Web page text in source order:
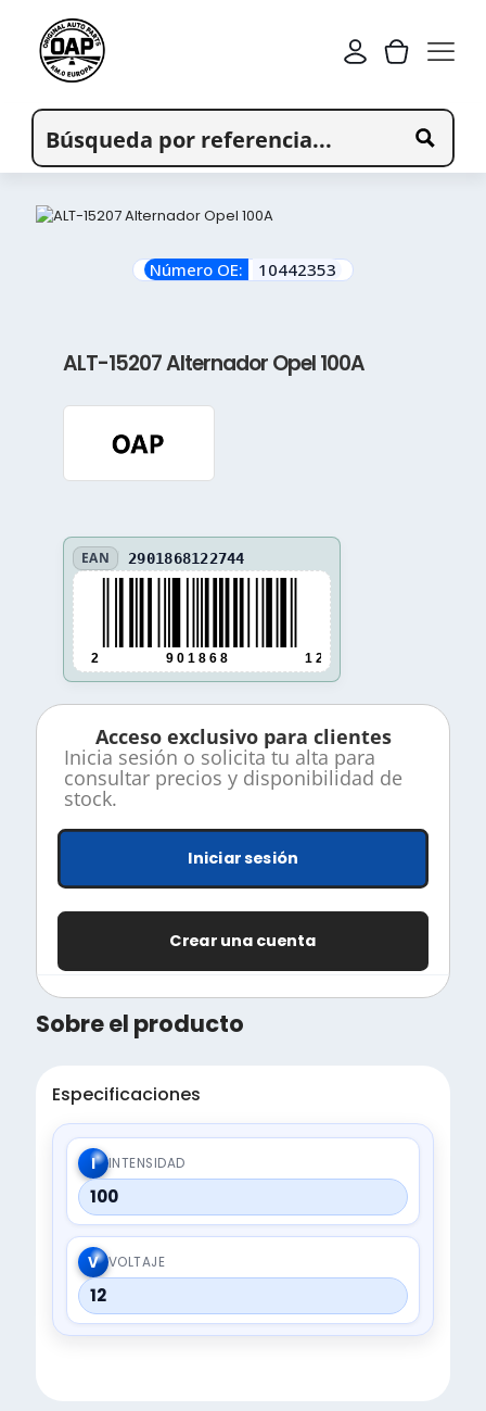
Número OE: 10442353
ALT-15207 Alternador Opel 100A
EAN 2901868122744
2 9 0 1 8 6 8 1 2 2 7 4 4
Acceso exclusivo para clientes
Inicia sesión o solicita tu alta para
consultar precios y disponibilidad de
stock.
Iniciar sesión
Crear una cuenta
Sobre el producto
Especificaciones
I INTENSIDAD
100
V VOLTAJE
12